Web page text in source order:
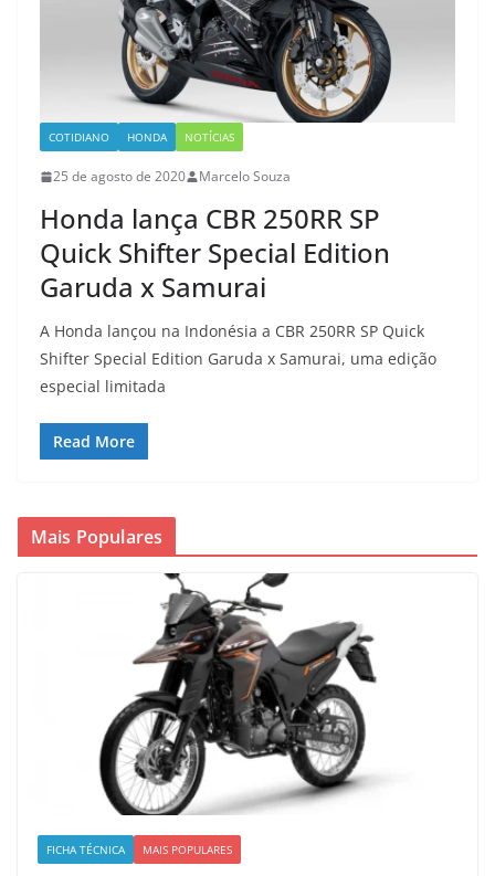
COTIDIANO HONDA NOTÍCIAS
25 de agosto de 2020 Marcelo Souza
Honda lança CBR 250RR SP
Quick Shifter Special Edition
Garuda x Samurai
A Honda lançou na Indonésia a CBR 250RR SP Quick
Shifter Special Edition Garuda x Samurai, uma edição
especial limitada
Read More
Mais Populares
FICHA TÉCNICA MAIS POPULARES